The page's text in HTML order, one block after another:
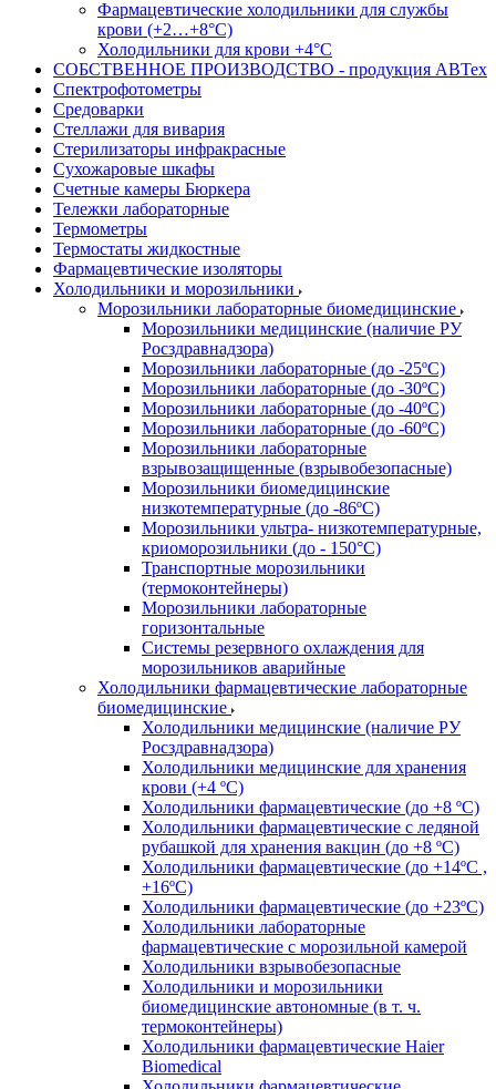
Фармацевтические холодильники для службы
крови (+2…+8°С)
Холодильники для крови +4°С
СОБСТВЕННОЕ ПРОИЗВОДСТВО - продукция АВТех
Спектрофотометры
Средоварки
Стеллажи для вивария
Стерилизаторы инфракрасные
Сухожаровые шкафы
Счетные камеры Бюркера
Тележки лабораторные
Термометры
Термостаты жидкостные
Фармацевтические изоляторы
Холодильники и морозильники
Морозильники лабораторные биомедицинские
Морозильники медицинские (наличие РУ
Росздравнадзора)
Морозильники лабораторные (до -25ºС)
Морозильники лабораторные (до -30ºС)
Морозильники лабораторные (до -40ºС)
Морозильники лабораторные (до -60ºС)
Морозильники лабораторные
взрывозащищенные (взрывобезопасные)
Морозильники биомедицинские
низкотемпературные (до -86ºС)
Морозильники ультра- низкотемпературные,
криоморозильники (до - 150°С)
Транспортные морозильники
(термоконтейнеры)
Морозильники лабораторные
горизонтальные
Системы резервного охлаждения для
морозильников аварийные
Холодильники фармацевтические лабораторные
биомедицинские
Холодильники медицинские (наличие РУ
Росздравнадзора)
Холодильники медицинские для хранения
крови (+4 ºС)
Холодильники фармацевтические (до +8 ºС)
Холодильники фармацевтические с ледяной
рубашкой для хранения вакцин (до +8 ºС)
Холодильники фармацевтические (до +14ºС ,
+16ºС)
Холодильники фармацевтические (до +23ºС)
Холодильники лабораторные
фармацевтические с морозильной камерой
Холодильники взрывобезопасные
Холодильники и морозильники
биомедицинские автономные (в т. ч.
термоконтейнеры)
Холодильники фармацевтические Haier
Biomedical